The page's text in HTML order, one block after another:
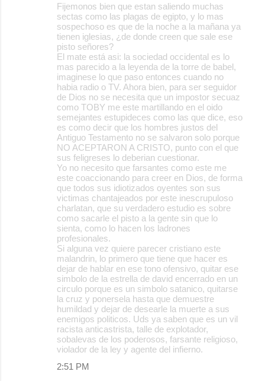
Fijemonos bien que estan saliendo muchas
sectas como las plagas de egipto, y lo mas
sospechoso es que de la noche a la mañana ya
tienen iglesias, ¿de donde creen que sale ese
pisto señores?
El mate está asi: la sociedad occidental es lo
mas parecido a la leyenda de la torre de babel,
imaginese lo que paso entonces cuando no
habia radio o TV. Ahora bien, para ser seguidor
de Dios no se necesita que un impostor secuaz
como TOBY me este martillando en el oido
semejantes estupideces como las que dice, eso
es como decir que los hombres justos del
Antiguo Testamento no se salvaron solo porque
NO ACEPTARON A CRISTO, punto con el que
sus feligreses lo deberian cuestionar.
Yo no necesito que farsantes como este me
este coaccionando para creer en Dios, de forma
que todos sus idiotizados oyentes son sus
victimas chantajeados por este inescrupuloso
charlatan, que su verdadero estudio es sobre
como sacarle el pisto a la gente sin que lo
sienta, como lo hacen los ladrones
profesionales.
Si alguna vez quiere parecer cristiano este
malandrin, lo primero que tiene que hacer es
dejar de hablar en ese tono ofensivo, quitar ese
simbolo de la estrella de david encerrado en un
circulo porque es un simbolo satanico, quitarse
la cruz y ponersela hasta que demuestre
humildad y dejar de desearle la muerte a sus
enemigos politicos. Uds ya saben que es un vil
racista anticastrista, talle de explotador,
sobalevas de los poderosos, farsante religioso,
violador de la ley y agente del infierno.
2:51 PM